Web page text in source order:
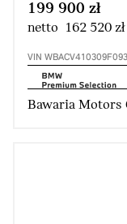
199 900 zł
netto 162 520 zł
VIN
Bawaria Motors